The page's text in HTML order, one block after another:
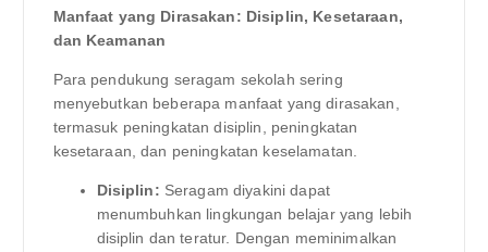
Manfaat yang Dirasakan: Disiplin, Kesetaraan,
dan Keamanan
Para pendukung seragam sekolah sering
menyebutkan beberapa manfaat yang dirasakan,
termasuk peningkatan disiplin, peningkatan
kesetaraan, dan peningkatan keselamatan.
Disiplin: Seragam diyakini dapat
menumbuhkan lingkungan belajar yang lebih
disiplin dan teratur. Dengan meminimalkan